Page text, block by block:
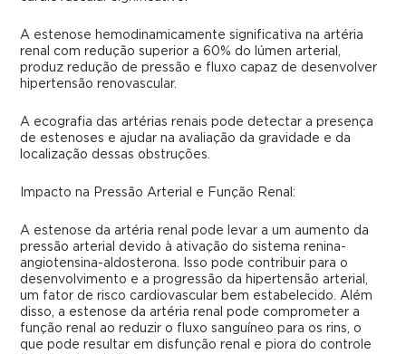
A estenose hemodinamicamente significativa na artéria
renal com redução superior a 60% do lúmen arterial,
produz redução de pressão e fluxo capaz de desenvolver
hipertensão renovascular.
A ecografia das artérias renais pode detectar a presença
de estenoses e ajudar na avaliação da gravidade e da
localização dessas obstruções.
Impacto na Pressão Arterial e Função Renal:
A estenose da artéria renal pode levar a um aumento da
pressão arterial devido à ativação do sistema renina-
angiotensina-aldosterona. Isso pode contribuir para o
desenvolvimento e a progressão da hipertensão arterial,
um fator de risco cardiovascular bem estabelecido. Além
disso, a estenose da artéria renal pode comprometer a
função renal ao reduzir o fluxo sanguíneo para os rins, o
que pode resultar em disfunção renal e piora do controle